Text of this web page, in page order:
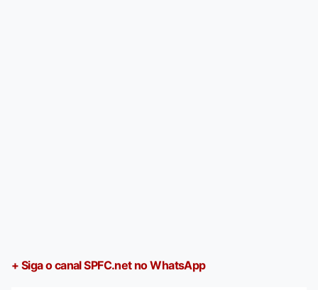
+ Siga o canal SPFC.net no WhatsApp